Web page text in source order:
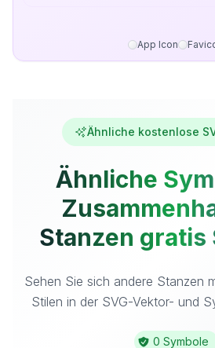
App Icon
Ähnliche kostenlose
Ähnliche
Stanzen gratis
Sehen Sie sich andere Stanzen
Stilen in der SVG-Vektor- und
0 Symbole